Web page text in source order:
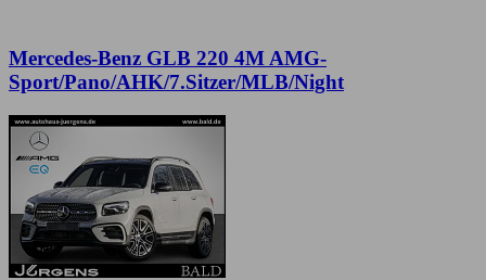
Mercedes-Benz GLB 220 4M AMG-
Sport/Pano/AHK/7.Sitzer/MLB/Night